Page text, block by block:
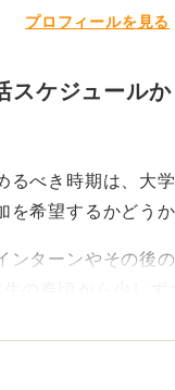
前に問題を見て「
ためにも早めに少
プロフィールを見る
スケジュール
るべき時期は、大
を希望するかどう
ンターンやその後
の春頃から少しず
分析や業界研究、